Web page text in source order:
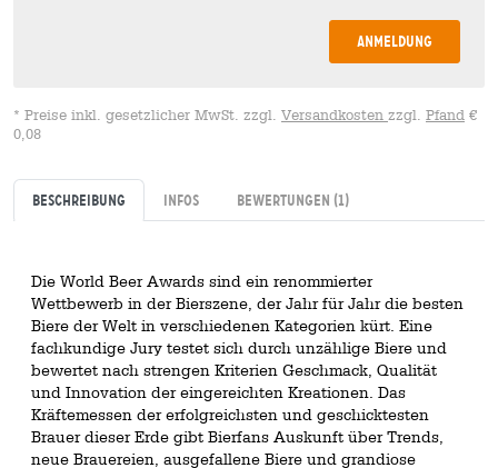
Anmeldung
* Preise inkl. gesetzlicher MwSt. zzgl. Versandkosten zzgl. Pfand €
0,08
Beschreibung Infos Bewertungen (1)
Die World Beer Awards sind ein renommierter
Wettbewerb in der Bierszene, der Jahr für Jahr die besten
Biere der Welt in verschiedenen Kategorien kürt. Eine
fachkundige Jury testet sich durch unzählige Biere und
bewertet nach strengen Kriterien Geschmack, Qualität
und Innovation der eingereichten Kreationen. Das
Kräftemessen der erfolgreichsten und geschicktesten
Brauer dieser Erde gibt Bierfans Auskunft über Trends,
neue Brauereien, ausgefallene Biere und grandiose